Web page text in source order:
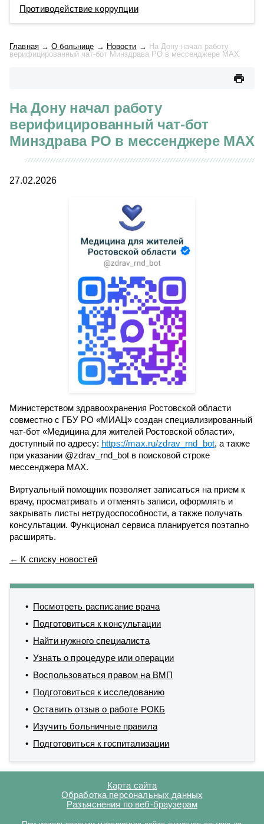
Противодействие коррупции
Главная →О больнице → Новости → На Дону начал работу
верифицированный чат-бот Минздрава РО в мессенджере MAX
На Дону начал работу
верифицированный чат-бот
Минздрава РО в мессенджере MAX
27.02.2026
Министерством здравоохранения Ростовской области
совместно с ГБУ РО «МИАЦ» создан специализированный
чат-бот «Медицина для жителей Ростовской области»,
доступный по адресу: https://max.ru/zdrav_rnd_bot, а также
при указании @zdrav_rnd_bot в поисковой строке
мессенджера MAX.
Виртуальный помощник позволяет записаться на прием к
врачу, просматривать и отменять записи, оформлять и
закрывать листы нетрудоспособности, а также получать
консультации. Функционал сервиса планируется поэтапно
расширять.
← К списку новостей
Посмотреть расписание врача
Подготовиться к консультации
Найти нужного специалиста
Узнать о процедуре или операции
Воспользоваться правом на ВМП
Подготовиться к исследованию
Оставить отзыв о работе РОКБ
Изучить больничные правила
Подготовиться к госпитализации
Карта сайта
Обработка персональных данных
Разъяснения по веб-браузерам